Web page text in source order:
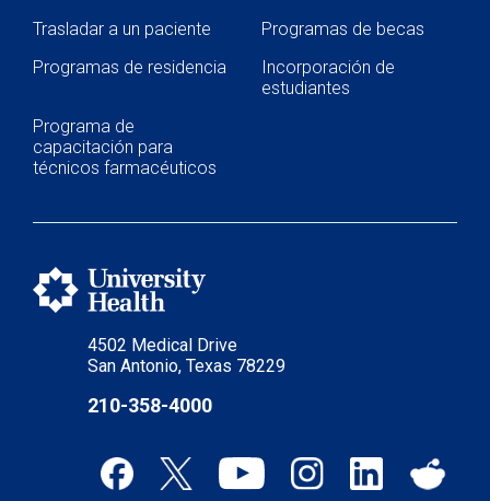
Programa de artes curativas
Políticas y avisos de privacidad
4502 Medical Drive
San Antonio, Texas 78229
210-358-4000
Trasladar a un paciente
Programas de becas
Programas de residencia
Incorporación de
estudiantes
Programa de
capacitación para
técnicos farmacéuticos